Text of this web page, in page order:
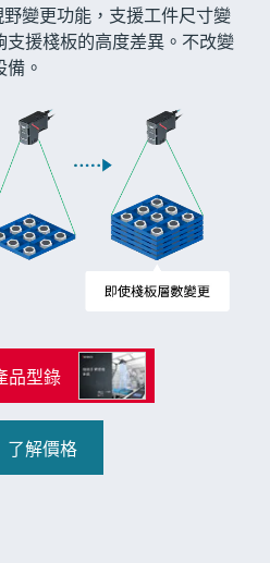
變更功能，支援工件尺寸變
援棧板的高度差異。不改變
。
品型錄
了解價格